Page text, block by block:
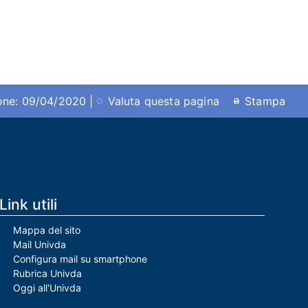
09/04/2020 | Valuta questa pagina Stampa
Link utili
Mappa del sito
Mail Univda
Configura mail su smartphone
Rubrica Univda
Oggi all'Univda